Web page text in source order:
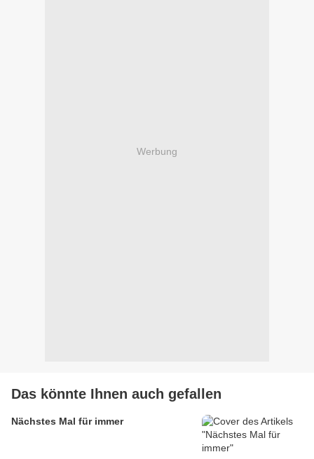
Werbung
Das könnte Ihnen auch gefallen
Nächstes Mal für immer